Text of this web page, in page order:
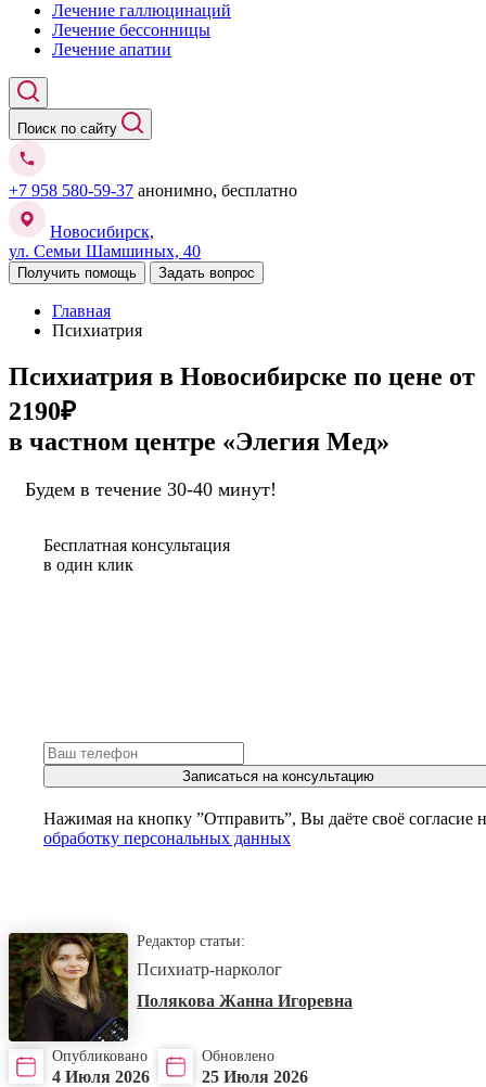
Лечение галлюцинаций
Лечение бессонницы
Лечение апатии
Поиск по сайту
+7 958 580-59-37 анонимно, бесплатно
Новосибирск,
ул. Семьи Шамшиных, 40
Получить помощь Задать вопрос
Главная
Психиатрия
Психиатрия в Новосибирске по цене от
2190₽
в частном центре «Элегия Мед»
Будем в течение 30-40 минут!
Бесплатная консультация
в один клик
Записаться на консультацию
Нажимая на кнопку ”Отправить”, Вы даёте своё согласие
обработку персональных данных
Редактор статьи:
Психиатр-нарколог
Полякова Жанна Игоревна
Опубликовано
4 Июля 2026
Обновлено
25 Июля 2026